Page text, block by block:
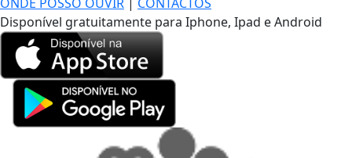
Disponível gratuitamente para Iphone, Ipad e Android